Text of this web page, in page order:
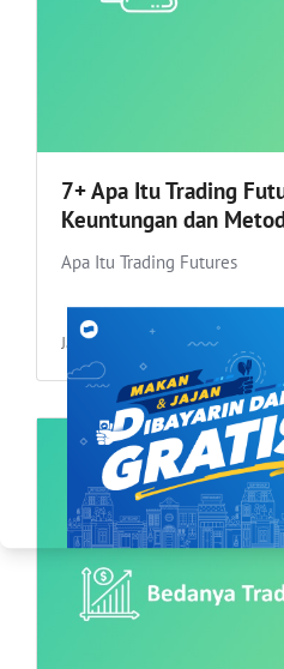
7+ Apa Itu Trading
Keuntungan dan
Apa Itu Trading Futures
Jan 17, 2023